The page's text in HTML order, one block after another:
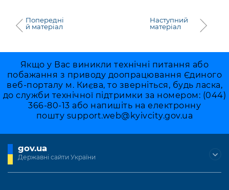
Попередні
й матеріал
Наступний
матеріал
Якщо у Вас виникли технічні питання або
побажання з приводу доопрацювання Єдиного
веб-порталу м. Києва, то зверніться, будь ласка,
до служби технічної підтримки за номером: (044)
366-80-13 або напишіть на електронну
пошту support.web@kyivcity.gov.ua
gov.ua
Державні сайти України